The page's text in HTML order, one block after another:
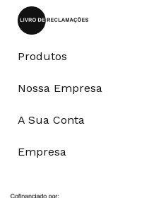
Produtos
Nossa Empresa
A Sua Conta
Empresa